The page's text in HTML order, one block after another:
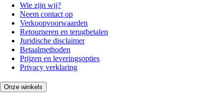
Wie zijn wij?
Neem contact op
Verkoopvoorwaarden
Retourneren en terugbetalen
Juridische disclaimer
Betaalmethoden
Prijzen en leveringsopties
Privacy verklaring
Onze winkels